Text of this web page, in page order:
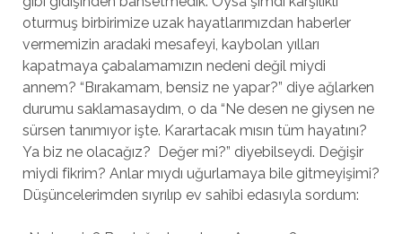
oturmuş birbirimize uzak hayatlarımızdan haberler
vermemizin aradaki mesafeyi, kaybolan yılları
kapatmaya çabalamamızın nedeni değil miydi
annem? “Bırakamam, bensiz ne yapar?” diye ağlarken
durumu saklamasaydım, o da “Ne desen ne giysen ne
sürsen tanımıyor işte. Karartacak mısın tüm hayatını?
Ya biz ne olacağız? Değer mi?” diyebilseydi. Değişir
miydi fikrim? Anlar mıydı uğurlamaya bile gitmeyişimi?
Düşüncelerimden sıyrılıp ev sahibi edasıyla sordum: